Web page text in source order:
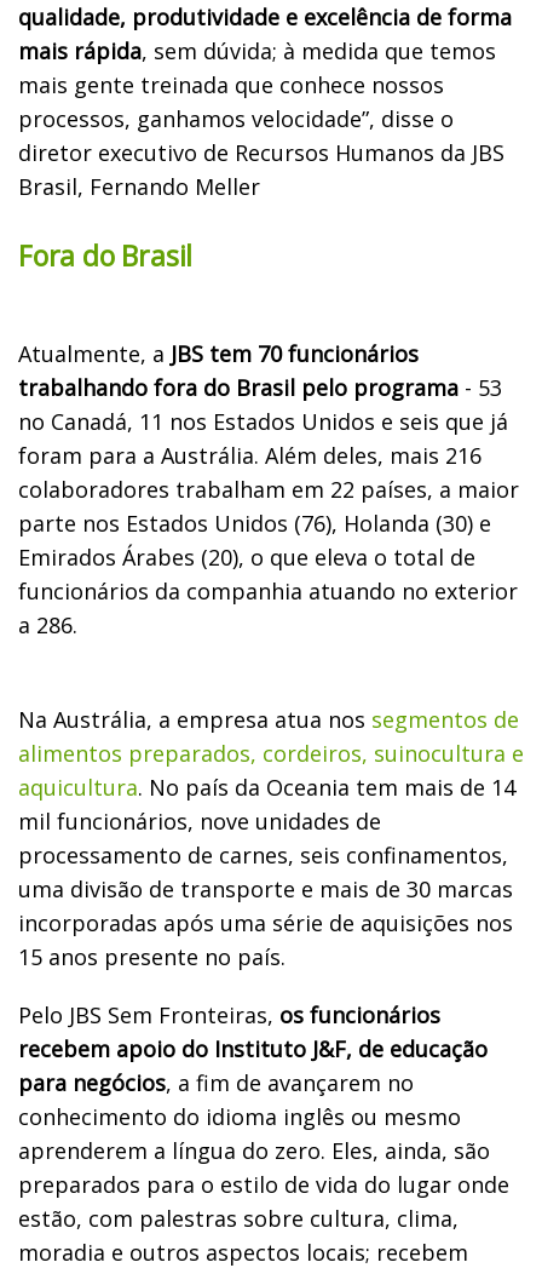
qualidade, produtividade e excelência de forma
mais rápida, sem dúvida; à medida que temos
mais gente treinada que conhece nossos
processos, ganhamos velocidade”, disse o
diretor executivo de Recursos Humanos da JBS
Brasil, Fernando Meller
Fora do Brasil
Atualmente, a JBS tem 70 funcionários
trabalhando fora do Brasil pelo programa - 53
no Canadá, 11 nos Estados Unidos e seis que já
foram para a Austrália. Além deles, mais 216
colaboradores trabalham em 22 países, a maior
parte nos Estados Unidos (76), Holanda (30) e
Emirados Árabes (20), o que eleva o total de
funcionários da companhia atuando no exterior
a 286.
Na Austrália, a empresa atua nos segmentos de
alimentos preparados, cordeiros, suinocultura e
aquicultura. No país da Oceania tem mais de 14
mil funcionários, nove unidades de
processamento de carnes, seis confinamentos,
uma divisão de transporte e mais de 30 marcas
incorporadas após uma série de aquisições nos
15 anos presente no país.
Pelo JBS Sem Fronteiras, os funcionários
recebem apoio do Instituto J&F, de educação
para negócios, a fim de avançarem no
conhecimento do idioma inglês ou mesmo
aprenderem a língua do zero. Eles, ainda, são
preparados para o estilo de vida do lugar onde
estão, com palestras sobre cultura, clima,
moradia e outros aspectos locais; recebem